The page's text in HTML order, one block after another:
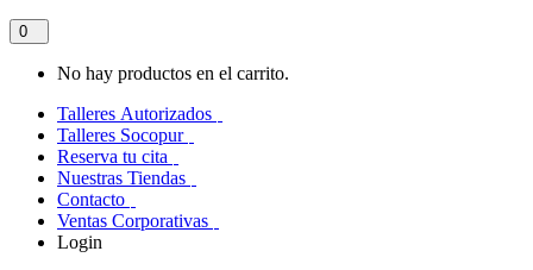
0
No hay productos en el carrito.
Talleres Autorizados
Talleres Socopur
Reserva tu cita
Nuestras Tiendas
Contacto
Ventas Corporativas
Login